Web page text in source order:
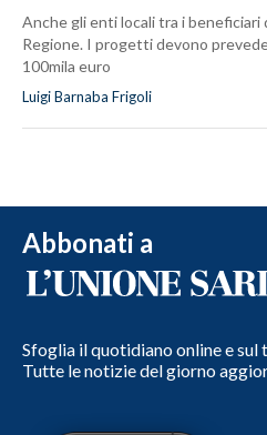
Anche gli enti locali tra i beneficiari
Regione. I progetti devono
100mila euro
Luigi Barnaba Frigoli
Abbonati a
Sfoglia il quotidiano online e sul
Tutte le notizie del giorno